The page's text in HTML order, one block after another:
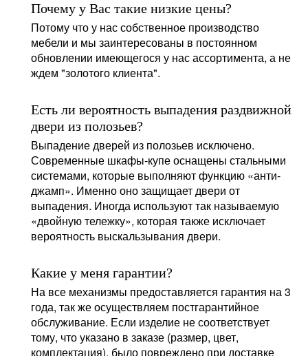
Почему у Вас такие низкие цены?
Потому что у нас собственное производство
мебели и мы заинтересованы в постоянном
обновлении имеющегося у нас ассортимента, а не
ждем "золотого клиента".
Есть ли вероятность выпадения раздвижной
двери из полозьев?
Выпадение дверей из полозьев исключено.
Современные шкафы-купе оснащены стальными
системами, которые выполняют функцию «анти-
джамп». Именно оно защищает двери от
выпадения. Иногда используют так называемую
«двойную тележку», которая также исключает
вероятность выскальзывания двери.
Какие у меня гарантии?
На все механизмы предоставляется гарантия на 3
года, так же осуществляем постгарантийное
обслуживание. Если изделие не соответствует
тому, что указано в заказе (размер, цвет,
комплектация), было повреждено при доставке